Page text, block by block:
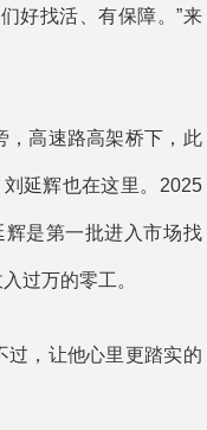
好找活、有保障。”来
高速路高架桥下，此
延辉也在这里。2025
是第一批进入市场找
过万的零工。
，让他心里更踏实的